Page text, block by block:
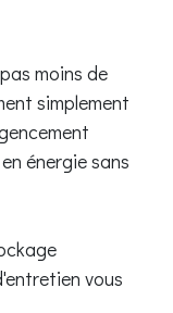
moins de
simplement
énergie sans
vous